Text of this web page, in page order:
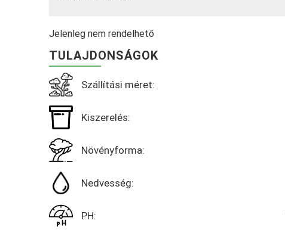
Jelenleg nem rendelhető
TULAJDONSÁGOK
Szállítási méret:
Kiszerelés:
Növényforma:
Nedvesség:
PH: